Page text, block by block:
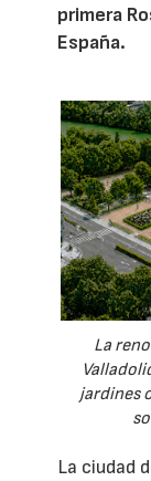
primera
España.
La
jardines
La ciudad